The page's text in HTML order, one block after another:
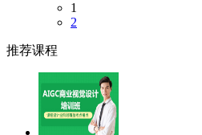
1
2
推荐课程